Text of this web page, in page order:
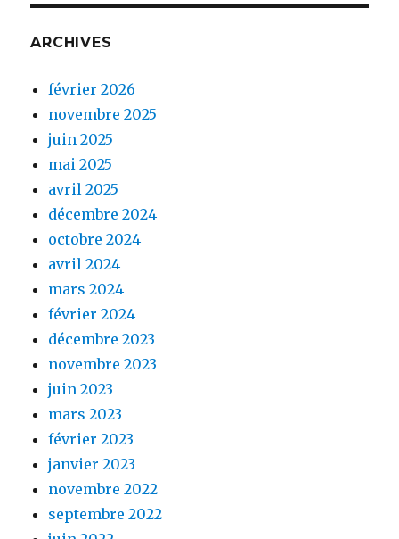
ARCHIVES
février 2026
novembre 2025
juin 2025
mai 2025
avril 2025
décembre 2024
octobre 2024
avril 2024
mars 2024
février 2024
décembre 2023
novembre 2023
juin 2023
mars 2023
février 2023
janvier 2023
novembre 2022
septembre 2022